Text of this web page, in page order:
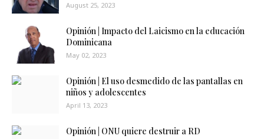
August 25, 2023
Opinión | Impacto del Laicismo en la educación
Dominicana
May 02, 2023
Opinión | El uso desmedido de las pantallas en
niños y adolescentes
April 13, 2023
Opinión | ONU quiere destruir a RD